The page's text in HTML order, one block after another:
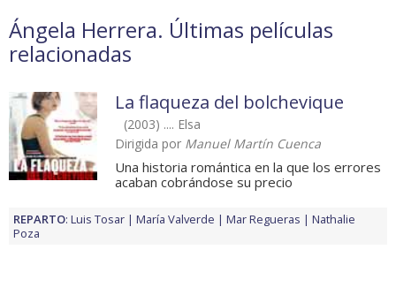
Ángela Herrera. Últimas películas
relacionadas
La flaqueza del bolchevique
(2003) .... Elsa
Dirigida por Manuel Martín Cuenca
Una historia romántica en la que los errores
acaban cobrándose su precio
REPARTO: Luis Tosar María Valverde Mar Regueras
Nathalie
Poza